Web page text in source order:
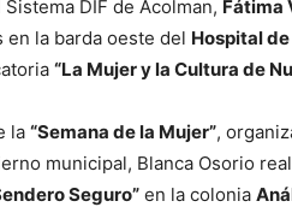
DIF de Acolman, Fátima
la barda oeste del Hospital
“La Mujer y la Cultura de
la “Semana de la Mujer”,
municipal, Blanca Osorio
Seguro” en la colonia